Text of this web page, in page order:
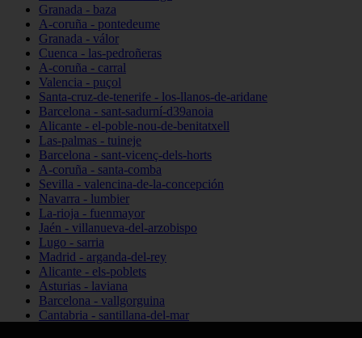
Granada - baza
A-coruña - pontedeume
Granada - válor
Cuenca - las-pedroñeras
A-coruña - carral
Valencia - puçol
Santa-cruz-de-tenerife - los-llanos-de-aridane
Barcelona - sant-sadurní-d39anoia
Alicante - el-poble-nou-de-benitatxell
Las-palmas - tuineje
Barcelona - sant-vicenç-dels-horts
A-coruña - santa-comba
Sevilla - valencina-de-la-concepción
Navarra - lumbier
La-rioja - fuenmayor
Jaén - villanueva-del-arzobispo
Lugo - sarria
Madrid - arganda-del-rey
Alicante - els-poblets
Asturias - laviana
Barcelona - vallgorguina
Cantabria - santillana-del-mar